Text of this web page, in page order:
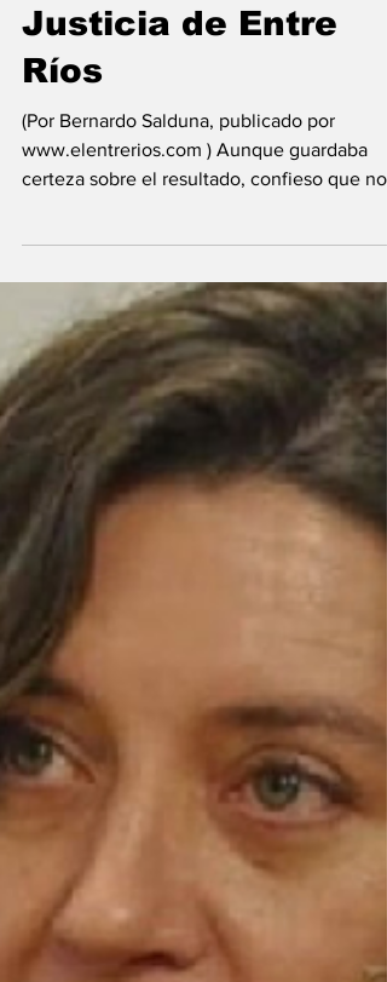
jugado por el
máximo nivel de la
Justicia de Entre
Ríos